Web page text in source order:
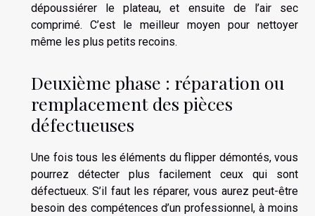
dépoussiérer le plateau, et ensuite de l’air sec
comprimé. C’est le meilleur moyen pour nettoyer
même les plus petits recoins.
Deuxième phase : réparation ou
remplacement des pièces
défectueuses
Une fois tous les éléments du flipper démontés, vous
pourrez détecter plus facilement ceux qui sont
défectueux. S’il faut les réparer, vous aurez peut-être
besoin des compétences d’un professionnel, à moins